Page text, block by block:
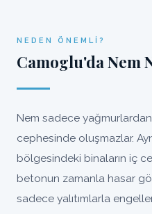
NEDEN ÖNEMLI?
Camoglu'da Nem
Nem sadece
cephesinde oluşmazlar.
bölgesindeki binaların iç
betonun zamanla hasar
sadece yalıtımlarla